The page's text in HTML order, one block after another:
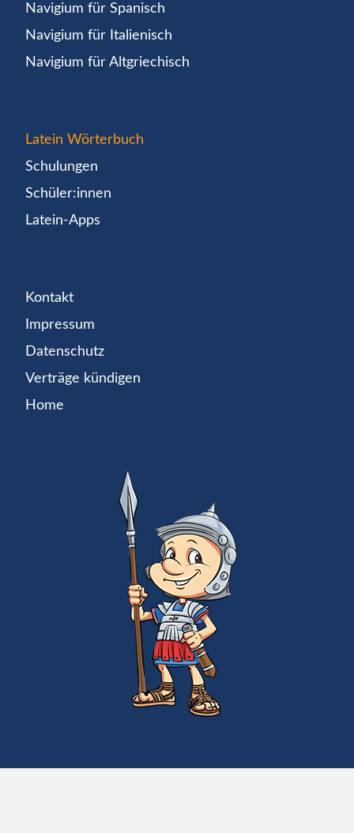
Navigium für Spanisch
Navigium für Italienisch
Navigium für Altgriechisch
Latein Wörterbuch
Schulungen
Schüler:innen
Latein-Apps
Kontakt
Impressum
Datenschutz
Verträge kündigen
Home